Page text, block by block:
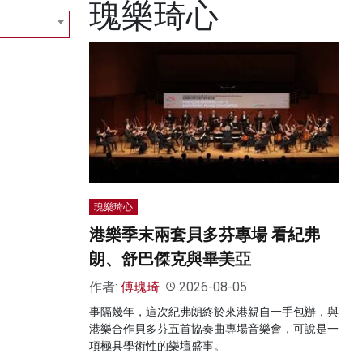
瑰樂琦心
瑰樂琦心
港樂季末兩套貝多芬專場 看紀弗
朗、舒巴傑克與畢美亞
作者: 傅瑰琦 2026-08-05
事隔幾年，這次紀弗朗終於來港親自一手包辦，與
港樂合作貝多芬五首協奏曲專場音樂會，可說是一
項極具學術性的樂壇盛事。